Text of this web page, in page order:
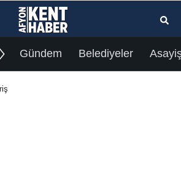
Gündem Belediyeler